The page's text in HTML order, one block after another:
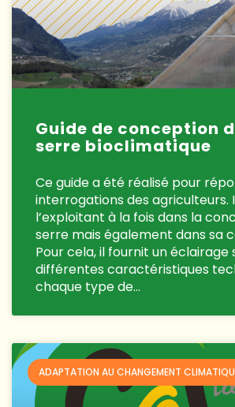
Guide de conception
serre bioclimatique
Ce guide a été réalisé pour
interrogations des agriculteurs.
l’exploitant à la fois dans la
serre mais également dans sa
Pour cela, il fournit un éclairage
différentes caractéristiques
chaque type de…
ADAPTATION AU CHANGEMENT